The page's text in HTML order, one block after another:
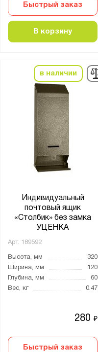
Быстрый заказ
В корзину
в наличии
Индивидуальный
почтовый ящик
«Столбик» без замка
УЦЕНКА
Арт. 189592
Высота, мм
320
Ширина, мм
120
Глубина, мм
60
Вес, кг
0.47
280₽
Быстрый заказ